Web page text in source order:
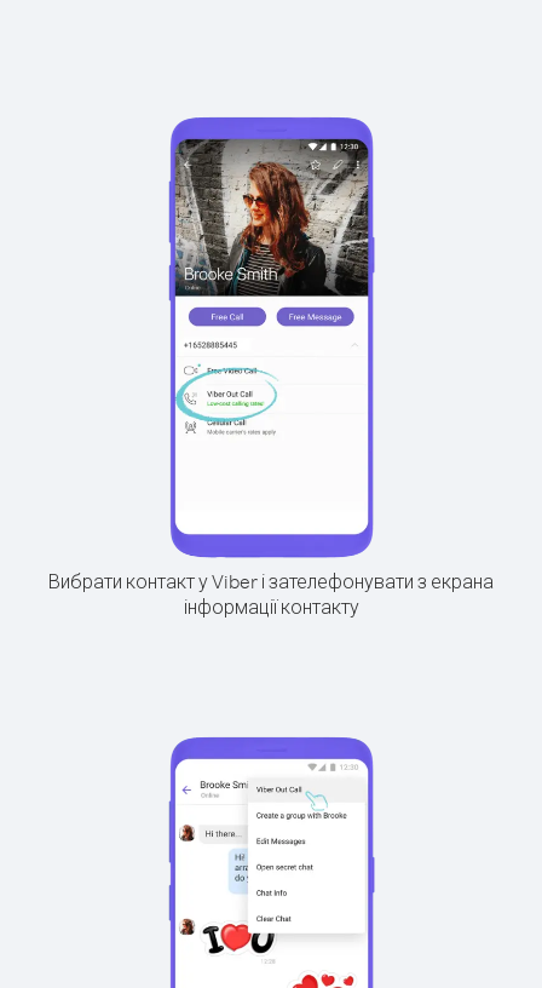
Вибрати контакт у Viber і зателефонувати з екрана
інформації контакту